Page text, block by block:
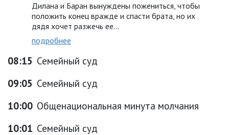
Дилана и Баран вынуждены пожениться, чтобы
положить конец вражде и спасти брата, но их
дядя хочет разжечь ее…
подробнее
08:15 Семейный суд
09:05 Семейный суд
10:00 Общенациональная минута молчания
10:01 Семейный суд